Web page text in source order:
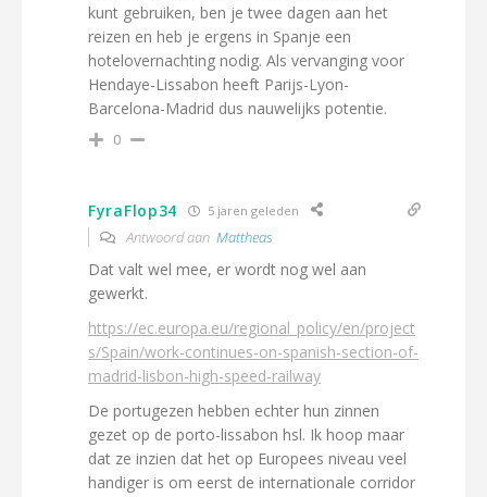
kunt gebruiken, ben je twee dagen aan het
reizen en heb je ergens in Spanje een
hotelovernachting nodig. Als vervanging voor
Hendaye-Lissabon heeft Parijs-Lyon-
Barcelona-Madrid dus nauwelijks potentie.
0
FyraFlop34 5 jaren geleden
Antwoord aan Mattheas
Dat valt wel mee, er wordt nog wel aan
gewerkt.
https://ec.europa.eu/regional_policy/en/project
s/Spain/work-continues-on-spanish-section-of-
madrid-lisbon-high-speed-railway
De portugezen hebben echter hun zinnen
gezet op de porto-lissabon hsl. Ik hoop maar
dat ze inzien dat het op Europees niveau veel
handiger is om eerst de internationale corridor